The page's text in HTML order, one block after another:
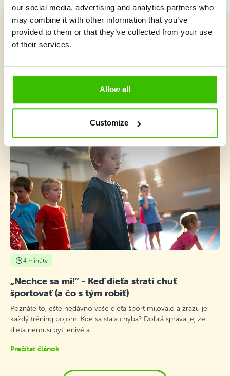
our social media, advertising and analytics partners who
may combine it with other information that you’ve
provided to them or that they’ve collected from your use
of their services.
Allow all
Customize
Čo je v Gymnathlone nové?
4 minúty
„Nechce sa mi!“ - Keď dieťa stratí chuť
športovať (a čo s tým robiť)
Poznáte to, ešte nedávno vaše dieťa šport milovalo a zrazu je
každý tréning bojom. Kde sa stala chyba? Dobrá správa je, že
dieťa nemusí byť lenivé a…
Prečítať článok